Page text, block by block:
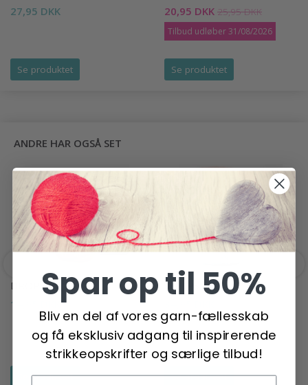
27,95 DKK
Se produktet
20,95 DKK 25,95 DKK
Tilbud udløber 31/08/2026
Se produktet
ANDRE HAR OGSÅ SET
DROPS ALASKA
14,95 DKK
Se produktet
DROPS SKY
Se produktet
Spar op til 50%
Bliv en del af vores garn-fællesskab
og få eksklusiv adgang til inspirerende
strikkeopskrifter og særlige tilbud!